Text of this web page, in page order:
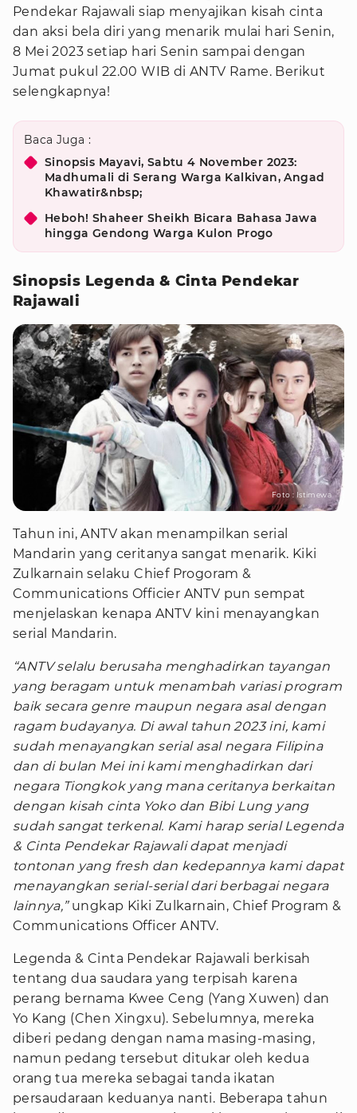
Pendekar Rajawali siap menyajikan kisah cinta
dan aksi bela diri yang menarik mulai hari Senin,
8 Mei 2023 setiap hari Senin sampai dengan
Jumat pukul 22.00 WIB di ANTV Rame. Berikut
selengkapnya!
Baca Juga :
Sinopsis Mayavi, Sabtu 4 November 2023:
Madhumali di Serang Warga Kalkivan, Angad
Khawatir&nbsp;
Heboh! Shaheer Sheikh Bicara Bahasa Jawa
hingga Gendong Warga Kulon Progo
Sinopsis Legenda & Cinta Pendekar
Rajawali
Foto : Istimewa
Tahun ini, ANTV akan menampilkan serial
Mandarin yang ceritanya sangat menarik. Kiki
Zulkarnain selaku Chief Progoram &
Communications Officier ANTV pun sempat
menjelaskan kenapa ANTV kini menayangkan
serial Mandarin.
“ANTV selalu berusaha menghadirkan tayangan
yang beragam untuk menambah variasi program
baik secara genre maupun negara asal dengan
ragam budayanya. Di awal tahun 2023 ini, kami
sudah menayangkan serial asal negara Filipina
dan di bulan Mei ini kami menghadirkan dari
negara Tiongkok yang mana ceritanya berkaitan
dengan kisah cinta Yoko dan Bibi Lung yang
sudah sangat terkenal. Kami harap serial Legenda
& Cinta Pendekar Rajawali dapat menjadi
tontonan yang fresh dan kedepannya kami dapat
menayangkan serial-serial dari berbagai negara
lainnya,”ungkap Kiki Zulkarnain, Chief Program &
Communications Officer ANTV.
Legenda & Cinta Pendekar Rajawali berkisah
tentang dua saudara yang terpisah karena
perang bernama Kwee Ceng (Yang Xuwen) dan
Yo Kang (Chen Xingxu). Sebelumnya, mereka
diberi pedang dengan nama masing-masing,
namun pedang tersebut ditukar oleh kedua
orang tua mereka sebagai tanda ikatan
persaudaraan keduanya nanti. Beberapa tahun